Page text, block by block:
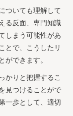
ついても理解して
る反面、専門知識
しまう可能性があ
とで、こうしたリ
ができます。
かりと把握するこ
見つけることがで
一歩として、適切